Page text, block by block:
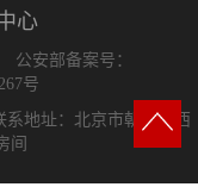
心
公安部备案号：
号
系地址：北京市朝阳区西
间